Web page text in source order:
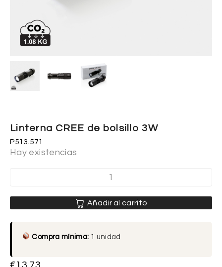
Linterna CREE de bolsillo 3W
P513.571
Hay existencias
Añadir al carrito
Compra mínima: 1 unidad
€13,73